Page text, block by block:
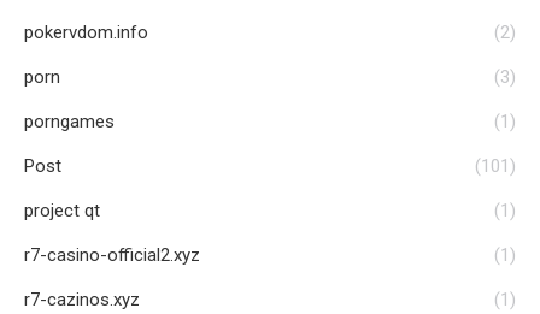
pokervdom.info (2)
porn (3)
porngames (1)
Post (101)
project qt (1)
r7-casino-official2.xyz (1)
r7-cazinos.xyz (1)